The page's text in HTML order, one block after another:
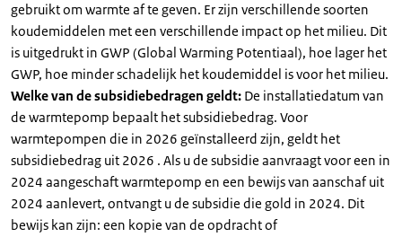
gebruikt om warmte af te geven. Er zijn verschillende soorten
koudemiddelen met een verschillende impact op het milieu. Dit
is uitgedrukt in GWP (Global Warming Potentiaal), hoe lager het
GWP, hoe minder schadelijk het koudemiddel is voor het milieu.
Welke van de subsidiebedragen geldt: De installatiedatum van
de warmtepomp bepaalt het subsidiebedrag. Voor
warmtepompen die in 2026 geïnstalleerd zijn, geldt het
subsidiebedrag uit 2026 . Als u de subsidie aanvraagt voor een in
2024 aangeschaft warmtepomp en een bewijs van aanschaf uit
2024 aanlevert, ontvangt u de subsidie die gold in 2024. Dit
bewijs kan zijn: een kopie van de opdracht of